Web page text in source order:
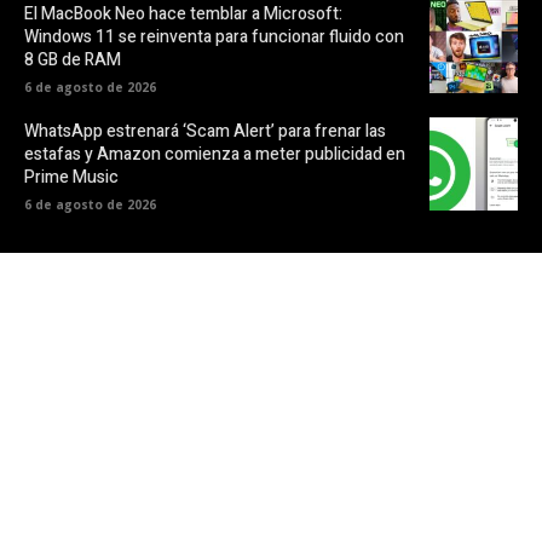
El MacBook Neo hace temblar a Microsoft:
Windows 11 se reinventa para funcionar fluido con
8 GB de RAM
6 de agosto de 2026
WhatsApp estrenará ‘Scam Alert’ para frenar las
estafas y Amazon comienza a meter publicidad en
Prime Music
6 de agosto de 2026